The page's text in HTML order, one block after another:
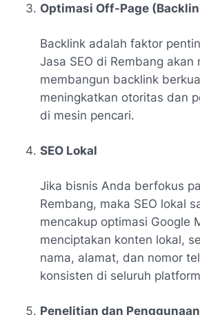
Optimasi Off-Page
Backlink adalah faktor
Jasa SEO di Rembang
membangun backlink
meningkatkan otoritas dan
di mesin pencari.
SEO Lokal
Jika bisnis Anda berfokus
Rembang, maka SEO lokal
mencakup optimasi Google
menciptakan konten lokal,
nama, alamat, dan nomor
konsisten di seluruh
Penelitian dan